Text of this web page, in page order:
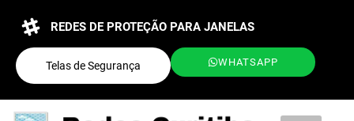
REDES DE PROTEÇÃO PARA JANELAS
Telas de Segurança WHATSAPP